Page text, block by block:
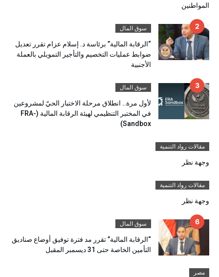
المواطنين
سوق المال
“الرقابة المالية” برئاسة د. إسلام عزام تقرر تعديل
ضوابط عمليات التخصيم والتأجير التمويلي بالعملة
الأجنبية
سوق المال
لأول مرة.. انطلاق مرحلة الاختبار الحيّ لمشروعين
في المختبر التنظيمي لهيئة الرقابة المالية (FRA-
Sandbox)
مقالات رواد التنمية
وجهة نظر
مقالات رواد التنمية
وجهة نظر
سوق المال
“الرقابة المالية” تقرر مد فترة توفيق أوضاع صناديق
التأمين الخاصة حتى 31 ديسمبر المقبل
مصر